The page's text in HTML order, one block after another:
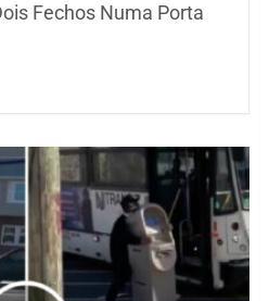
Fechos Numa Porta